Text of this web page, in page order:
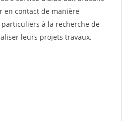
en contact de manière
à la recherche de
leurs projets travaux.